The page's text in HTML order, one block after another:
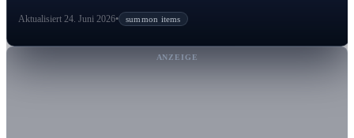
Aktualisiert 24. Juni 2026• summon items
ANZEIGE